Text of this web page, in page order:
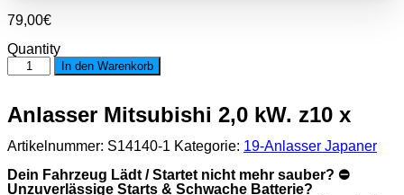
79,00€
Quantity
Anlasser
Mitsubishi
kW.
z10
Menge
In den Warenkorb
Anlasser Mitsubishi 2,0 kW. z10 x
Artikelnummer: S14140-1 Kategorie: 19-Anlasser Japaner
Dein Fahrzeug Lädt / Startet nicht mehr sauber? ⛔
Unzuverlässige Starts & Schwache Batterie?